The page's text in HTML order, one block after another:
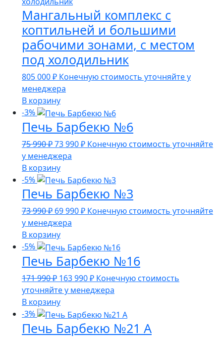
Мангальный комплекс с
коптильней и большими
рабочими зонами, с местом
под холодильник
805 000₽ Конечную стоимость уточняйте у
менеджера
В корзину
-3%
Печь Барбекю №6
75 990₽Первоначальная
цена
составляла
75
990 ₽.
73 990₽Текущая
990 ₽.
Конечную стоимость уточняйте
у менеджера
В корзину
-5%
Печь Барбекю №3
73 990₽ Первоначальная
цена
составляла
73
990 ₽.
69 990₽Текущая
990 ₽.
Конечную стоимость уточняйте
у менеджера
В корзину
-5%
Печь Барбекю №16
171 990₽ Первоначальная
цена
составляла
171
990 ₽.
163 990₽Текущая
цена:
990 ₽.
Конечную стоимость
уточняйте у менеджера
В корзину
-3%
Печь Барбекю №21 А